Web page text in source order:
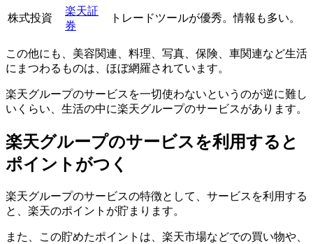
株式投資
楽天証
券
トレードツールが優秀。情報も多い。
この他にも、美容関連、料理、写真、保険、車関連など生活
にまつわるものは、ほぼ網羅されています。
楽天グループのサービスを一切使わないというのが逆に難し
いくらい、生活の中に楽天グループのサービスがあります。
楽天グループのサービスを利用すると
ポイントがつく
楽天グループのサービスの特徴として、サービスを利用する
と、 楽天のポイントが貯まり ます。
また、この貯めたポイントは、 楽天市場などでの買い物や、